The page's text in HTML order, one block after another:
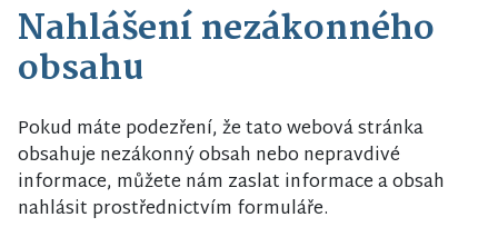
Nahlášení nezákonného
obsahu
Pokud máte podezření, že tato webová stránka
obsahuje nezákonný obsah nebo nepravdivé
informace, můžete nám zaslat informace a obsah
nahlásit prostřednictvím formuláře.